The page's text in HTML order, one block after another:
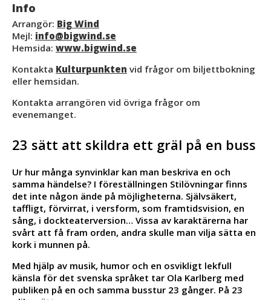
Info
Arrangör: Big Wind
Mejl: info@bigwind.se
Hemsida: www.bigwind.se
Kontakta Kulturpunkten vid frågor om biljettbokning
eller hemsidan.
Kontakta arrangören vid övriga frågor om
evenemanget.
23 sätt att skildra ett gräl på en buss
Ur hur många synvinklar kan man beskriva en och
samma händelse? I föreställningen Stilövningar finns
det inte någon ände på möjligheterna. Självsäkert,
taffligt, förvirrat, i versform, som framtidsvision, en
sång, i dockteaterversion… Vissa av karaktärerna har
svårt att få fram orden, andra skulle man vilja sätta en
kork i munnen på.
Med hjälp av musik, humor och en osvikligt lekfull
känsla för det svenska språket tar Ola Karlberg med
publiken på en och samma busstur 23 gånger. På 23